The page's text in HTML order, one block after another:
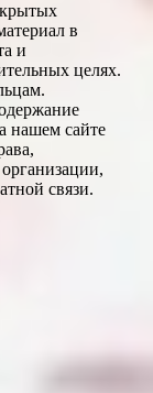
в
и
целях.
нашем сайте
связи.